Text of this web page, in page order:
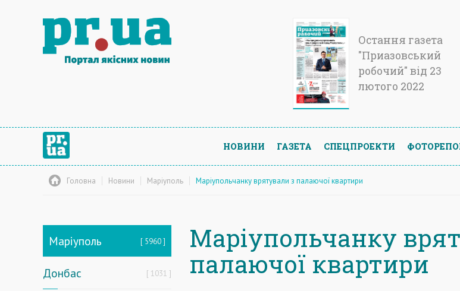
Остання газета
"Приазовський
робочий" від 23
лютого 2022
НОВИНИ ГАЗЕТА СПЕЦПРОЕКТИ
Головна Новини Маріуполь Маріупольчанку врятували з палаючої квартири
Маріуполь 5960
Донбас 1031
Маріупольчанку
палаючої квартири